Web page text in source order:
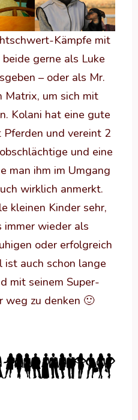
Kämpfe mit
gerne als Luke
– oder als Mr.
Matrix, um sich mit
Kolani hat eine gute
und vereint 2
und eine
man ihm im Umgang
wirklich anmerkt.
kleinen Kinder sehr,
immer wieder als
oder erfolgreich
ist auch schon lange
mit seinem Super-
weg zu denken 🙂